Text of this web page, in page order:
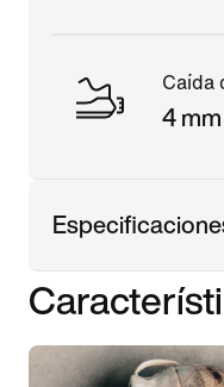
Caída
4 mm